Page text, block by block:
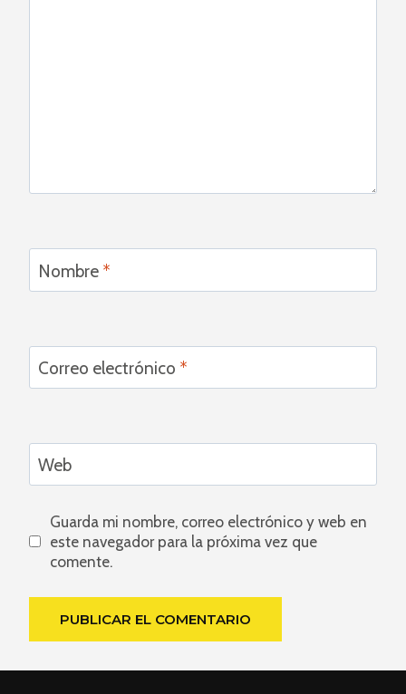
Nombre *
Correo electrónico *
Web
Guarda mi nombre, correo electrónico y web en
este navegador para la próxima vez que
comente.